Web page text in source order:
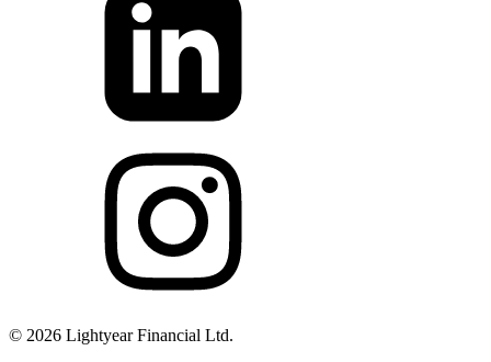
© 2026 Lightyear Financial Ltd.